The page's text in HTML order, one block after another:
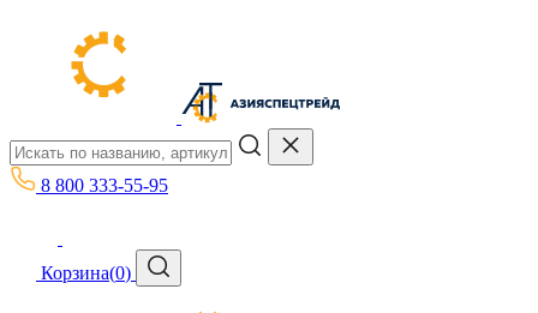
8 800 333-55-95
Корзина(0)